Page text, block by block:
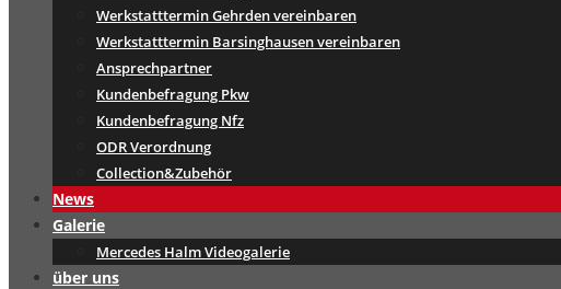
Werkstatttermin Gehrden vereinbaren
Werkstatttermin Barsinghausen vereinbaren
Ansprechpartner
Kundenbefragung Pkw
Kundenbefragung Nfz
ODR Verordnung
Collection&Zubehör
News
Galerie
Mercedes Halm Videogalerie
über uns